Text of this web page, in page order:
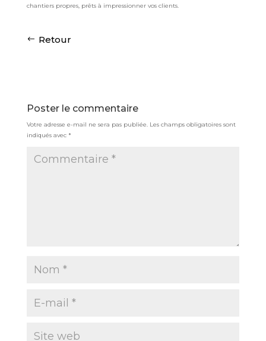
chantiers propres, prêts à impressionner vos clients.
Retour
Poster le commentaire
Votre adresse e-mail ne sera pas publiée. Les champs obligatoires sont
indiqués avec *